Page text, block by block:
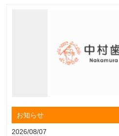
お知らせ
2026/08/07